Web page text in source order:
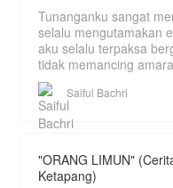
Tunanganku sangat
selalu mengutamakan
aku selalu terpaksa
Saiful Bachri
"ORANG LIMUN"
Ketapang)